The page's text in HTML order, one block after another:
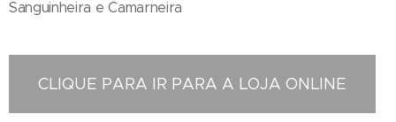
Sanguinheira e Camarneira
CLIQUE PARA IR PARA A LOJA ONLINE